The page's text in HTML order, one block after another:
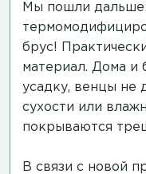
Мы пошли дальше:
брус!
материал. Дома и
усадку, венцы не
сухости или
покрываются
В связи с новой